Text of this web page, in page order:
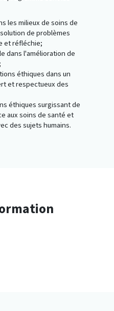
les milieux de soins de
de problèmes
et réfléchie;
dans l'amélioration de
éthiques dans un
et respectueux des
éthiques surgissant de
aux soins de santé et
des sujets humains.